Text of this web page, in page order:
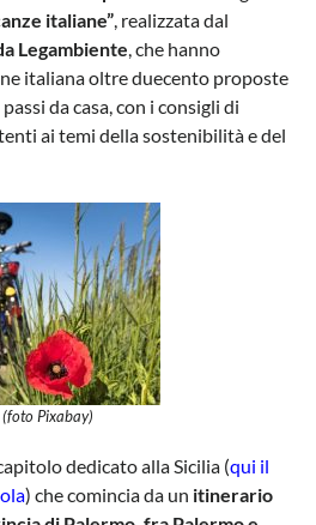
italiane”, realizzata dal
Legambiente, che hanno
italiana oltre duecento proposte
da casa, con i consigli di
ai temi della sostenibilità e del
(foto Pixabay)
dedicato alla Sicilia (qui il
) che comincia da un itinerario